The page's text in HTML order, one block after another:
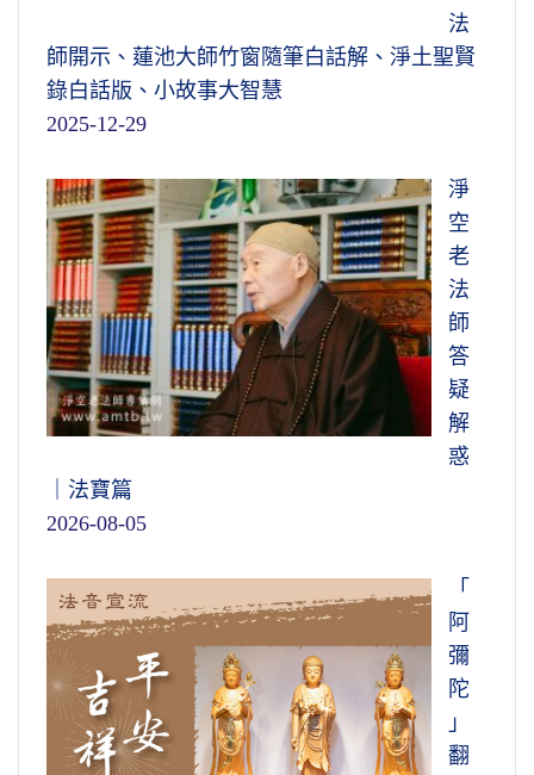
法
師開示、蓮池大師竹窗隨筆白話解、淨土聖賢
錄白話版、小故事大智慧
2025-12-29
淨
空
老
法
師
答
疑
解
惑
｜法寶篇
2026-08-05
「
阿
彌
陀
」
翻